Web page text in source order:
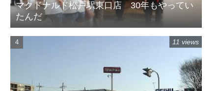
マクドナルド松戸駅東口店 30年もやってい
たんだ
11 views